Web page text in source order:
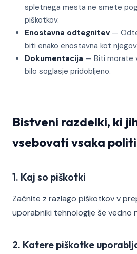
spletnega mesta ne smete
piškotkov.
Enostavna odtegnitev —
biti enako enostavna kot
Dokumentacija — Biti morate
bilo soglasje pridobljeno.
Bistveni razdelki, ki
vsebovati vsaka
1. Kaj so piškotki
Začnite z razlago piškotkov v
uporabniki tehnologije še vedno
2. Katere piškotke